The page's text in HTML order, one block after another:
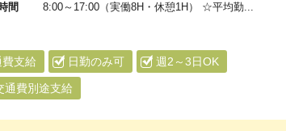
間 8:00～17:00（実働8H・休憩1H） ☆平均勤...
支給 日勤のみ可 週2～3日OK
通費別途支給